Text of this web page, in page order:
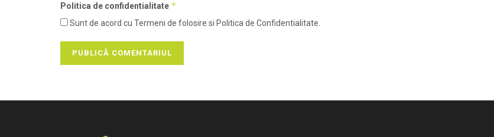
Politica de confidentialitate *
Sunt de acord cu Termeni de folosire si Politica de Confidentialitate.